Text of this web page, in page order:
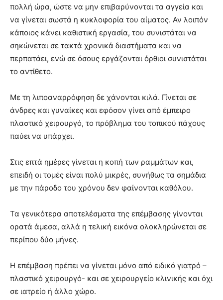
πολλή ώρα, ώστε να μην επιβαρύνονται τα αγγεία και
να γίνεται σωστά η κυκλοφορία του αίματος. Αν λοιπόν
κάποιος κάνει καθιστική εργασία, του συνιστάται να
σηκώνεται σε τακτά χρονικά διαστήματα και να
περπατάει, ενώ σε όσους εργάζονται όρθιοι συνιστάται
το αντίθετο.
Με τη λιποαναρρόφηση δε χάνονται κιλά. Γίνεται σε
άνδρες και γυναίκες και εφόσον γίνει από έμπειρο
πλαστικό χειρουργό, το πρόβλημα του τοπικού πάχους
παύει να υπάρχει.
Στις επτά ημέρες γίνεται η κοπή των ραμμάτων και,
επειδή οι τομές είναι πολύ μικρές, συνήθως τα σημάδια
με την πάροδο του χρόνου δεν φαίνονται καθόλου.
Τα γενικότερα αποτελέσματα της επέμβασης γίνονται
ορατά άμεσα, αλλά η τελική εικόνα ολοκληρώνεται σε
περίπου δύο μήνες.
Η επέμβαση πρέπει να γίνεται μόνο από ειδικό γιατρό –
πλαστικό χειρουργό- και σε χειρουργείο κλινικής και όχι
σε ιατρείο ή άλλο χώρο.